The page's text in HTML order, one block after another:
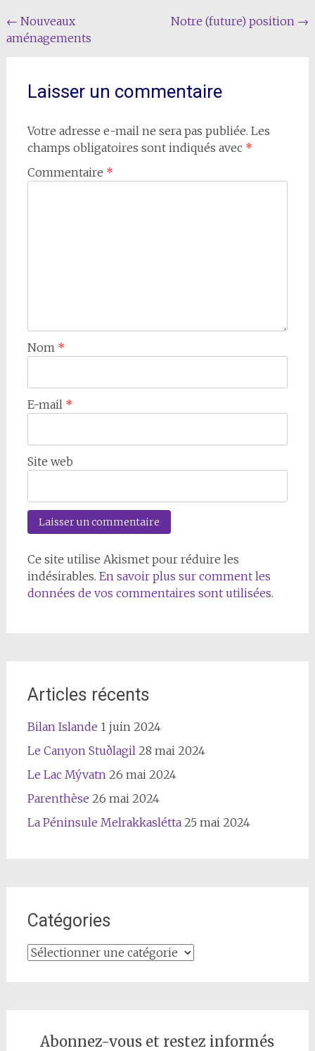
Navigation
de
← Nouveaux
aménagements
Notre (future) position →
Laisser un commentaire
Votre adresse e-mail ne sera pas publiée. Les
champs obligatoires sont indiqués avec *
Commentaire *
Nom *
E-mail *
Site web
Ce site utilise Akismet pour réduire les
indésirables. En savoir plus sur comment les
données de vos commentaires sont utilisées.
Articles récents
Bilan Islande 1 juin 2024
Le Canyon Stuðlagil 28 mai 2024
Le Lac Mývatn 26 mai 2024
Parenthèse 26 mai 2024
La Péninsule Melrakkaslétta 25 mai 2024
Catégories
Catégories
Abonnez-vous et restez informés